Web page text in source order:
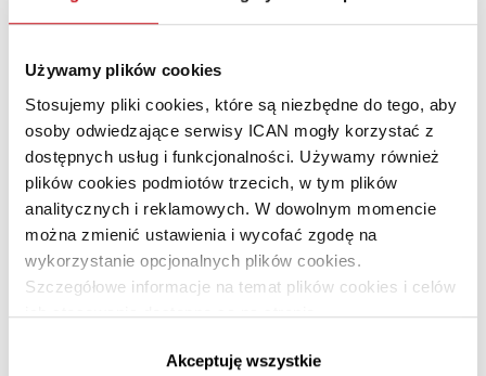
Używamy plików cookies
Stosujemy pliki cookies, które są niezbędne do tego, aby
osoby odwiedzające serwisy ICAN mogły korzystać z
dostępnych usług i funkcjonalności. Używamy również
plików cookies podmiotów trzecich, w tym plików
analitycznych i reklamowych. W dowolnym momencie
można zmienić ustawienia i wycofać zgodę na
wykorzystanie opcjonalnych plików cookies.
Szczegółowe informacje na temat plików cookies i celów
ich stosowania dostępne są na stronie
Akceptuję wszystkie
i „Władca Pierścieni”, używa GenAI do generowania
realistycznych animacji twarzy i postaci. To nie tylko
przyspiesza proces produkcji, ale również pozwala na
tworzenie bardziej zaawansowanych i wiarygodnych
efektów wizualnych.
5. Firma
, twórca modelu językowego GPT‑3,
wykorzystuje GenAI do tworzenia narzędzi ułatwiających
pracę programistom, pisarzom i artystom.